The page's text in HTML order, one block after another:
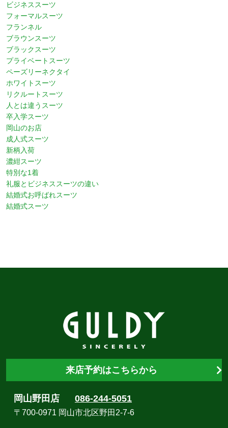
ビジネススーツ
フォーマルスーツ
フランネル
ブラウンスーツ
ブラックスーツ
プライベートスーツ
ペーズリーネクタイ
ホワイトスーツ
リクルートスーツ
人とは違うスーツ
卒入学スーツ
岡山のお店
成人式スーツ
新柄入荷
濃紺スーツ
特別な1着
礼服とビジネススーツの違い
結婚式お呼ばれスーツ
結婚式スーツ
来店予約はこちらから
岡山野田店 086-244-5051
〒700-0971 岡山市北区野田2-7-6